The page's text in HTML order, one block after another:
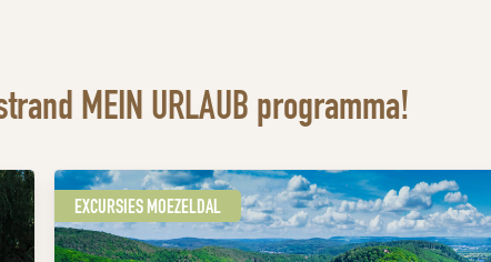
MEIN URLAUB programma!
EXCURSIES MOEZELDAL